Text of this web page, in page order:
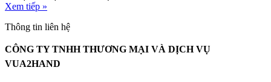
Xem tiếp »
Thông tin liên hệ
CÔNG TY TNHH THƯƠNG MẠI VÀ DỊCH VỤ
VUA2HAND